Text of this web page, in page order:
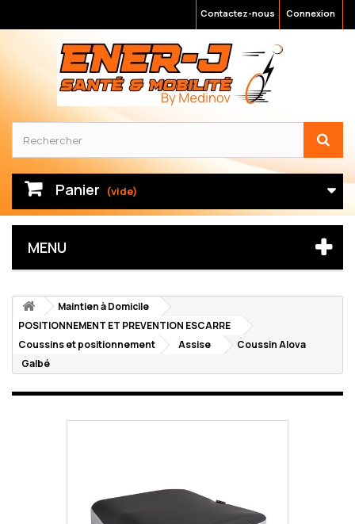
Connexion
Contactez-nous
Panier (vide)
MENU
Maintien à Domicile
POSITIONNEMENT ET PREVENTION ESCARRE
Coussins et positionnement
Assise
Coussin Alova
Galbé